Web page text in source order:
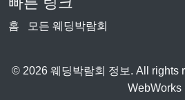
홈 모든 웨딩박람회
© 2026 웨딩박람회 정보. All rights
WebWorks